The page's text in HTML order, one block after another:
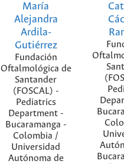
María
Alejandra
Ardila-
Gutiérrez
Fundación
Oftalmológica de
Santander
(FOSCAL) -
Pediatrics
Department -
Bucaramanga -
Colombia /
Universidad
Autónoma de